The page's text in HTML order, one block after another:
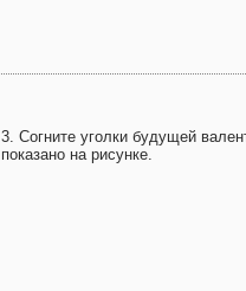
3. Согните уголки будущей
показано на рисунке.